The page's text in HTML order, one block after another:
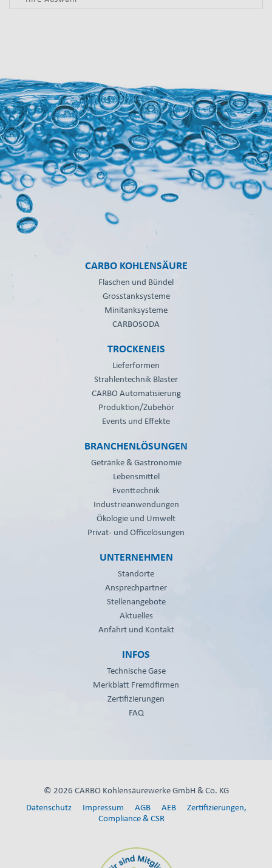
CARBO KOHLENSÄURE
Flaschen und Bündel
Grosstanksysteme
Minitanksysteme
CARBOSODA
TROCKENEIS
Lieferformen
Strahlentechnik Blaster
CARBO Automatisierung
Produktion/Zubehör
Events und Effekte
BRANCHENLÖSUNGEN
Getränke & Gastronomie
Lebensmittel
Eventtechnik
Industrieanwendungen
Ökologie und Umwelt
Privat- und Officelösungen
UNTERNEHMEN
Standorte
Ansprechpartner
Stellenangebote
Aktuelles
Anfahrt und Kontakt
INFOS
Technische Gase
Merkblatt Fremdfirmen
Zertifizierungen
FAQ
© 2026 CARBO Kohlensäurewerke GmbH & Co. KG
Datenschutz
Impressum AGB AEB
Zertifizierungen,
Compliance & CSR